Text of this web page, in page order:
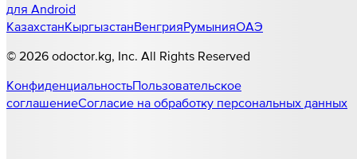
для Android
КазахстанКыргызстанВенгрияРумынияОАЭ
© 2026 odoctor.kg , Inc. All Rights Reserved
КонфиденциальностьПользовательское
соглашениеСогласие на обработку персональных данных